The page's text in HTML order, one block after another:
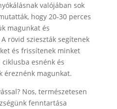
valójában sok
hogy 20-30 perces
magunkat és
rövid szieszták segítenek
és frissítenek minket
esnénk és
éreznénk magunkat.
Nos, természetesen
fenntartása